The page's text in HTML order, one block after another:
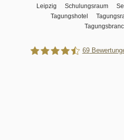
Leipzig
Schulungsraum
Tagungshotel
69